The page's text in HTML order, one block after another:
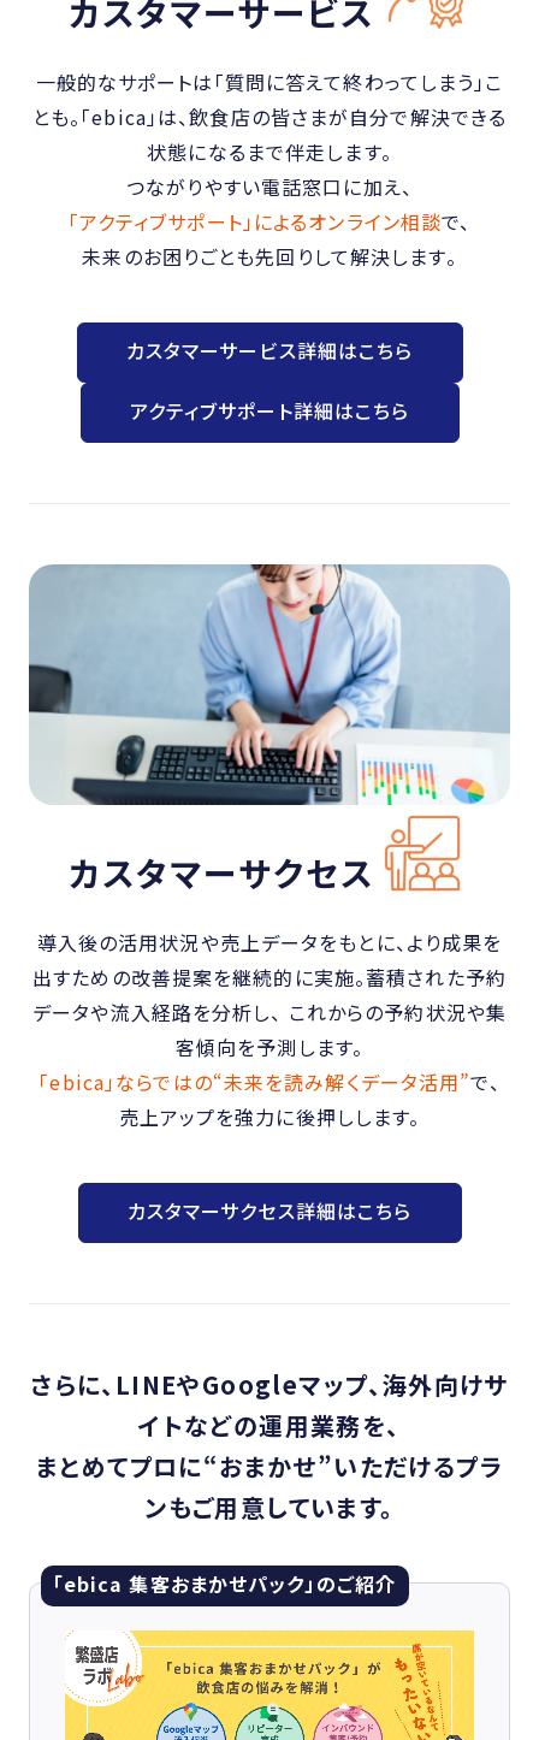
カスタマーサービス
一般的なサポートは「質問に答えて終わってしまう」こ
とも。 「ebica」は、飲食店の皆さまが自分で解決できる
状態になるまで伴走します。
つながりやすい電話窓口に加え、
「アクティブサポート」によるオンライン相談で、
未来のお困りごとも先回りして解決します。
カスタマーサービス詳細はこちら
アクティブサポート詳細はこちら
カスタマーサクセス
導入後の活用状況や売上データをもとに、より成果を
出すための改善提案を継続的に実施。蓄積された予約
データや流入経路を分析し、 これからの予約状況や集
客傾向を予測します。
「ebica」ならではの“未来を読み解くデータ活用”で、
売上アップを強力に後押しします。
カスタマーサクセス詳細はこちら
さらに、LINEやGoogleマップ、海外向けサ
イトなどの運用業務を、
まとめてプロに“おまかせ”いただけるプラ
ンもご用意しています。
「ebica 集客おまかせパック」のご紹介